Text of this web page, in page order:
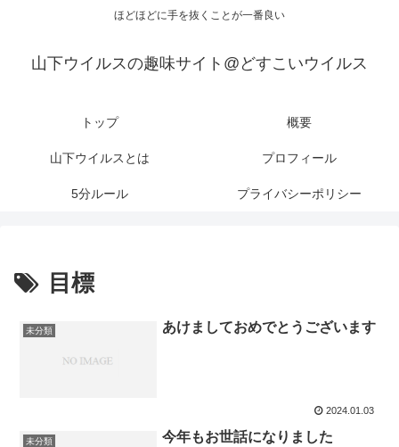
ほどほどに手を抜くことが一番良い
山下ウイルスの趣味サイト@どすこいウイルス
トップ 概要
山下ウイルスとは プロフィール
5分ルール プライバシーポリシー
目標
未分類 あけましておめでとうございます
2024.01.03
未分類 今年もお世話になりました